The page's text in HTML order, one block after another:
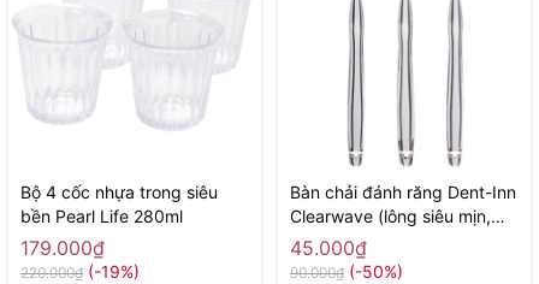
Bộ 4 cốc nhựa trong siêu
bền Pearl Life 280ml
179.000₫
220.000₫ (-19%)
Bàn chải đánh răng Dent-Inn
Clearwave (lông siêu mịn,
gợn sóng) - Hàng Nhật nội
địa
45.000₫
90.000₫ (-50%)